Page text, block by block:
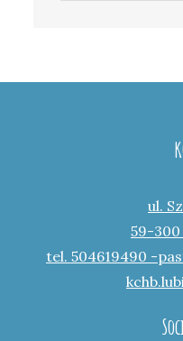
ul.
59-300
tel. 504619490 -